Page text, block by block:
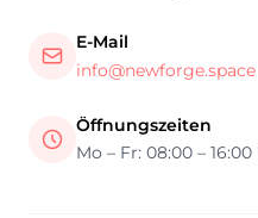
E-Mail
info@newforge.space
Öffnungszeiten
Mo – Fr: 08:00 – 16:00